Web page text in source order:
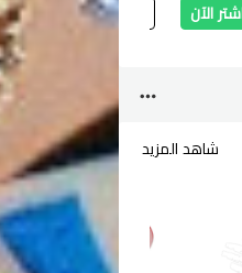
الآن
أضف
اشتر الآن
شاهد المزيد